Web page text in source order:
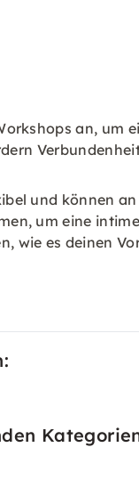
an,
und können
um eine
wie es deinen